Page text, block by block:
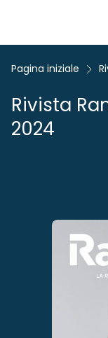
Pagina iniziale
Rivista
2024